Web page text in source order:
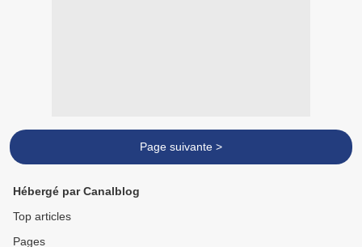
Page suivante >
Hébergé par Canalblog
Top articles
Pages